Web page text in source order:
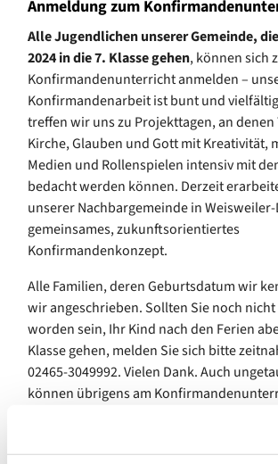
Anmeldung zum
Alle Jugendlichen unserer Gemeinde,
2024 in die 7. Klasse gehen, können sich
Konfirmandenunterricht anmelden –
Konfirmandenarbeit ist bunt und
treffen wir uns zu Projekttagen, an denen
Kirche, Glauben und Gott mit Kreativität,
Medien und Rollenspielen intensiv mit
bedacht werden können. Derzeit
unserer Nachbargemeinde in
gemeinsames, zukunftsorientiertes
Konfirmandenkonzept.
Alle Familien, deren Geburtsdatum wir
wir angeschrieben. Sollten Sie noch
worden sein, Ihr Kind nach den Ferien
Klasse gehen, melden Sie sich bitte
02465-3049992. Vielen Dank. Auch
können übrigens am
teilnehmen und so unsere